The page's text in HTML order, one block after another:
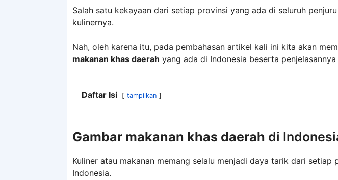
Salah satu kekayaan dari setiap provinsi yang ada di seluruh
kulinernya.
Nah, oleh karena itu, pada pembahasan artikel kali ini kita akan
makanan khas daerah yang ada di Indonesia beserta
Daftar Isi tampilkan
Gambar makanan khas daerah di
Kuliner atau makanan memang selalu menjadi daya tarik dari setiap
Indonesia.